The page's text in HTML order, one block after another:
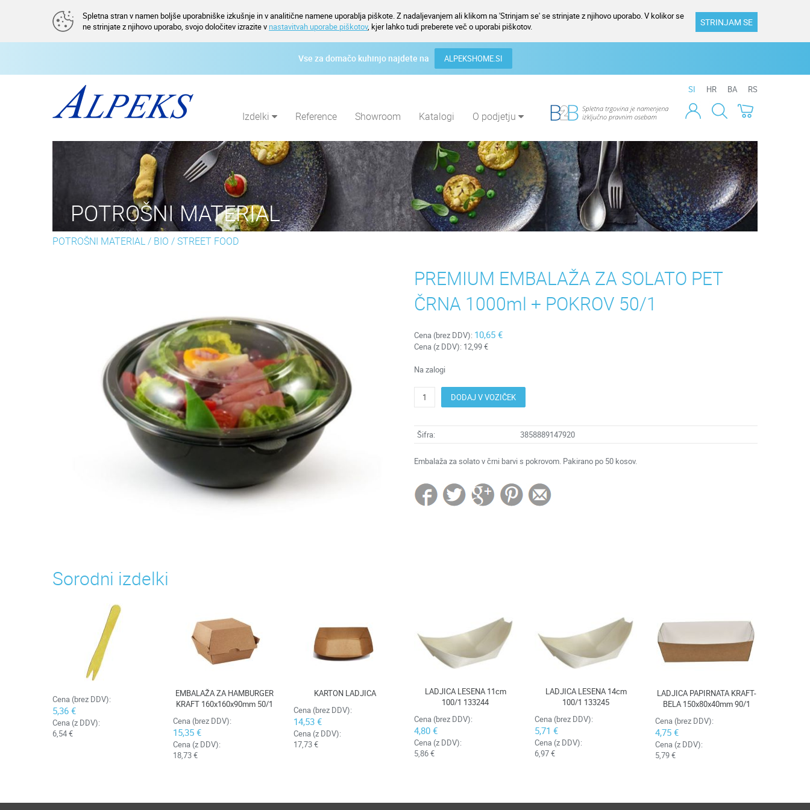
Spletna stran v namen boljše uporabniške izkušnje in v analitične namene uporablja piškote. Z nadaljevanjem ali klikom na 'Strinjam se' se strinjate z njihovo uporabo. V kolikor se
ne strinjate z njihovo uporabo, svojo določitev izrazite v nastavitvah uporabe piškotov, kjer lahko tudi preberete več o uporabi piškotov. STRINJAM SE
Vse za domačo kuhinjo najdete na ALPEKSHOME.SI
SI HR BA RS
Izdelki Reference Showroom Katalogi O podjetju
POTROŠNI MATERIAL
POTROŠNI MATERIAL/ BIO /STREET FOOD
PREMIUM EMBALAŽA ZA SOLATO PET
ČRNA 1000ml + POKROV 50/1
Cena (brez DDV): 10,65 €
Cena (z DDV): 12,99 €
Na zalogi
DODAJ V VOZIČEK
Šifra: 3858889147920
Embalaža za solato v črni barvi s pokrovom. Pakirano po 50 kosov.
Sorodni izdelki
Cena (brez DDV):
5,36 €
Cena (z DDV):
6,54 €
EMBALAŽA ZA HAMBURGER
KRAFT 160x160x90mm 50/1
Cena (brez DDV):
15,35 €
Cena (z DDV):
18,73 €
KARTON LADJICA
Cena (brez DDV):
14,53 €
Cena (z DDV):
17,73 €
LADJICA LESENA 11cm
100/1 133244
Cena (brez DDV):
4,80 €
Cena (z DDV):
5,86 €
LADJICA LESENA 14cm
100/1 133245
Cena (brez DDV):
5,71 €
Cena (z DDV):
6,97 €
LADJICA PAPIRNATA KRAFT-
BELA 150x80x40mm 90/1
Cena (brez DDV):
4,75 €
Cena (z DDV):
5,79 €